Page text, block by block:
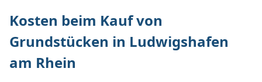
Kosten beim Kauf von
Grundstücken in Ludwigshafen
am Rhein